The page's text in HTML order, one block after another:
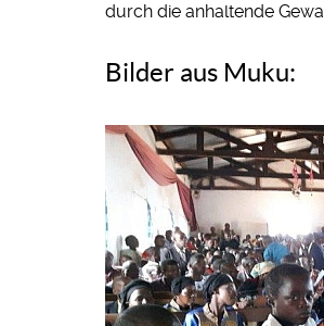
durch die anhaltende
Bilder aus Muku: